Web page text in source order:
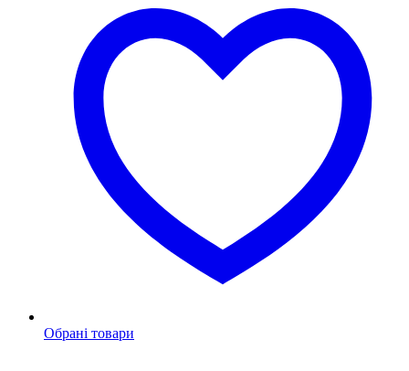
Обрані товари